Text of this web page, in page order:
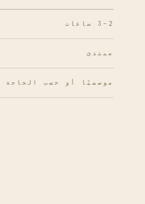
2–3 ساعات
مبتدئ
موسميًا أو حسب الحاجة